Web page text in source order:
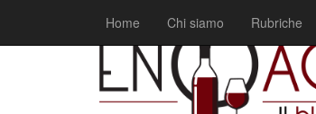
Home Chi siamo Rubriche